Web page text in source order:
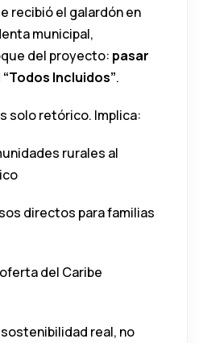
recibió el galardón en
municipal,
del proyecto: pasar
“Todos Incluidos”.
solo retórico. Implica:
rurales al
directos para familias
del Caribe
real, no